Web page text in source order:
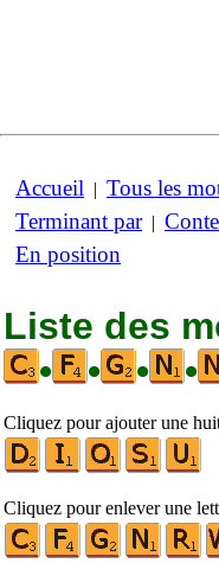
Accueil | Tous les
Terminant par|
En position
Liste des
•
• • •
Cliquez pour ajouter une
Cliquez pour enlever une